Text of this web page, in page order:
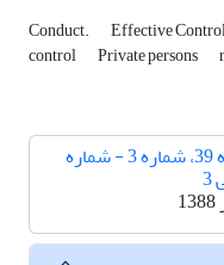
Conduct. Effective
control Private persons
دوره 39، شماره 3 - شماره